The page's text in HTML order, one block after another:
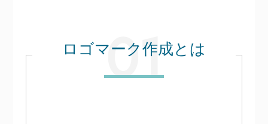
ロゴマーク作成とは